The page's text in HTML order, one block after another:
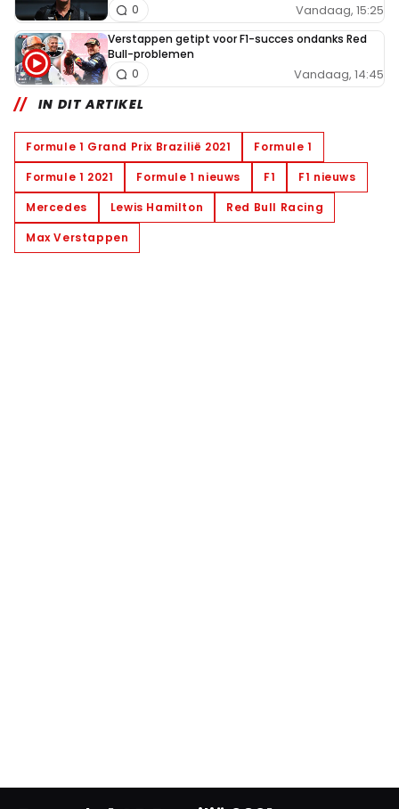
Vandaag, 15:25
0
Verstappen getipt voor F1-succes ondanks Red
Bull-problemen
Vandaag, 14:45
0
IN DIT ARTIKEL
Formule 1 Grand Prix Brazilië 2021
Formule 1
Formule 1 2021
Formule 1 nieuws F1
F1 nieuws
Mercedes
Lewis Hamilton
Red Bull Racing
Max Verstappen